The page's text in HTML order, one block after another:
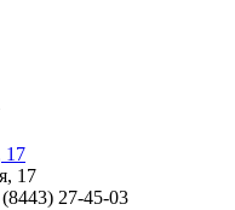
17
17
27-45-03